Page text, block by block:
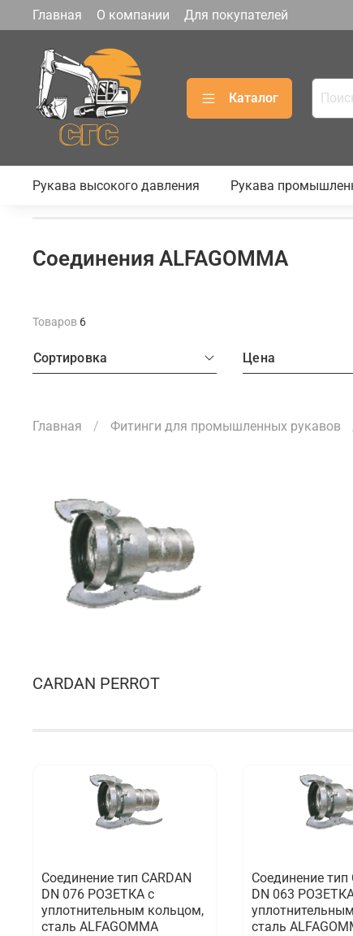
Главная О компании Для покупателей
Каталог
Рукава высокого давления Рукава
Соединения ALFAGOMMA
Товаров 6
Сортировка Цена
Главная Фитинги для промышленных рукавов
CARDAN PERROT
Соединение тип CARDAN
DN 076 РОЗЕТКА с
уплотнительным кольцом,
сталь ALFAGOMMA
Соединение тип
DN 063
сталь